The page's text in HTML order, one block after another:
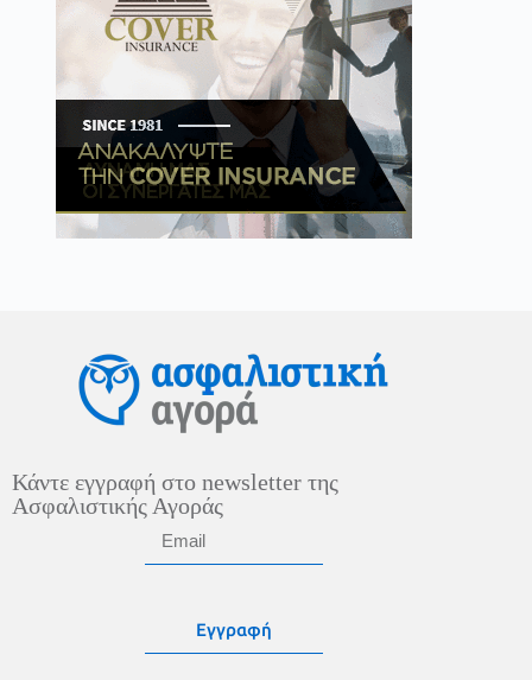
Κάντε εγγραφή στο newsletter της
Ασφαλιστικής Αγοράς
Εγγραφή